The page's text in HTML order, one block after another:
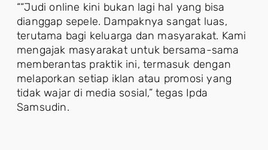
““Judi online kini bukan lagi hal yang bisa
dianggap sepele. Dampaknya sangat luas,
terutama bagi keluarga dan masyarakat. Kami
mengajak masyarakat untuk bersama-sama
memberantas praktik ini, termasuk dengan
melaporkan setiap iklan atau promosi yang
tidak wajar di media sosial,” tegas Ipda
Samsudin.